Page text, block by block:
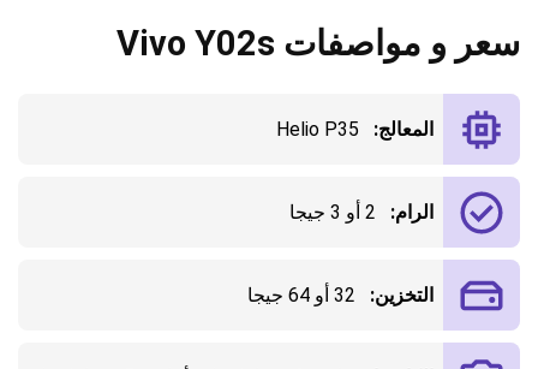
سعر و مواصفات Vivo Y02s
المعالج: Helio P35
الرام: 2 أو 3 جيجا
التخزين: 32 أو 64 جيجا